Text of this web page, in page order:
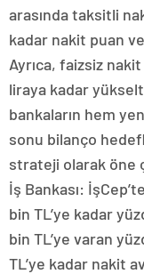
arasında taksitli
kadar nakit puan
Ayrıca, faizsiz
liraya kadar
bankaların hem
sonu bilanço
strateji olarak öne
İş Bankası:
bin TL’ye kadar
bin TL’ye varan
TL’ye kadar nakit